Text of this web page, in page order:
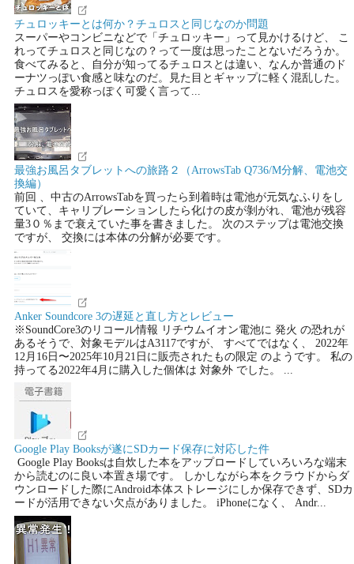
チュロッキーとは何か？チュロスと同じなのか問題
スーパーやコンビニなどで「チュロッキー」って見かけるけど、 こ
れってチュロスと同じなの？って一度は思ったことないだろうか。
食べてみると、自分が知ってるチュロスとは違い、なんか普通のド
ーナツっぽい食感と味なのだ。見た目とギャップに軽く混乱した。
チュロスを愛称っぽく可愛く言って...
最強お風呂タブレットへの旅路２（ArrowsTab Q736/M分解、電池交
換編）
前回 、中古のArrowsTabを買ったら到着時は電池が元気なふりをし
ていて、キャリブレーションしたら化けの皮が剝がれ、電池が残容
量3０％まで衰えていた事を書きました。 次のステップは電池交換
ですが、 交換には本体の分解が必要です。
Anker Soundcore 3の遅延と直し方とレビュー
※SoundCore3のリコール情報 リチウムイオン電池に 発火 の恐れが
あるそうで、対象モデルはA3117ですが、 すべてではなく、 2022年
12月16日〜2025年10月21日に販売されたもの限定 のようです。 私の
持ってる2022年4月に購入した個体は 対象外 でした。 ...
Google Play Booksが遂にSDカード保存に対応した件
Google Play Booksは自炊した本をアップロードしていろいろな端末
から読むのに良い本置き場です。 しかしながら本をクラウドからダ
ウンロードした際にAndroid本体ストレージにしか保存できず、SDカ
ードが活用できない欠点がありました。 iPhoneになく、 Andr...